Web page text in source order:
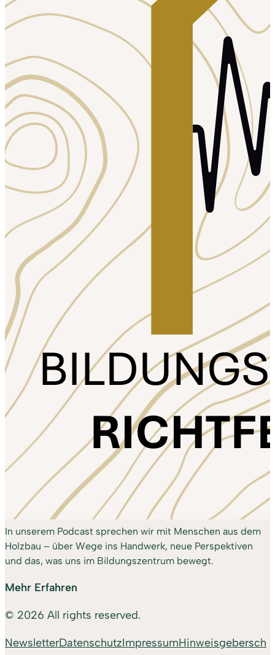
In unserem Podcast sprechen wir mit Menschen aus dem
Holzbau – über Wege ins Handwerk, neue Perspektiven
und das, was uns im Bildungszentrum bewegt.
Mehr Erfahren
© 2026 All rights reserved.
NewsletterDatenschutzImpressumHinweisgebersch